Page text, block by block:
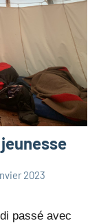
2023
passé avec